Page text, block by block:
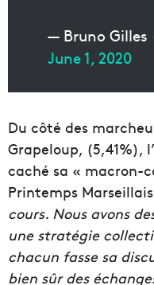
— Bruno Gilles
June 1, 2020
Du côté des
Grapeloup, (5,41%),
caché sa « macron-
Printemps
cours. Nous avons
une stratégie
chacun fasse sa
bien sûr des